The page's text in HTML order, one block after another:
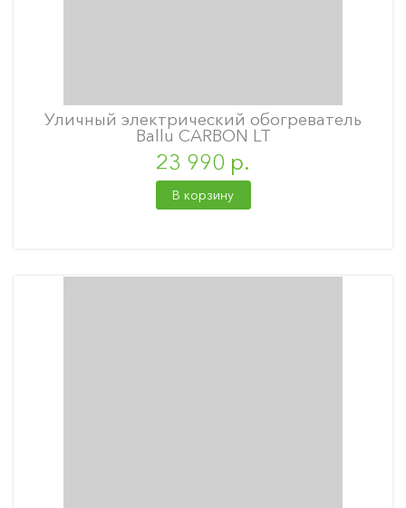
Уличный электрический обогреватель
Ballu CARBON LT
23 990 р.
В корзину